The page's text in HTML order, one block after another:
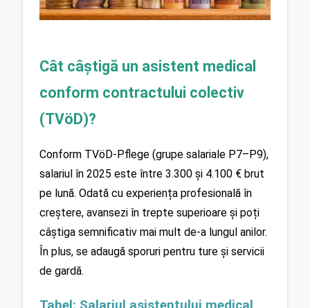
Cât câștigă un asistent medical
conform contractului colectiv
(TVöD)?
Conform TVöD-Pflege (grupe salariale P7–P9),
salariul în 2025 este între 3.300 și 4.100 € brut
pe lună. Odată cu experiența profesională în
creștere, avansezi în trepte superioare și poți
câștiga semnificativ mai mult de-a lungul anilor.
În plus, se adaugă sporuri pentru ture și servicii
de gardă.